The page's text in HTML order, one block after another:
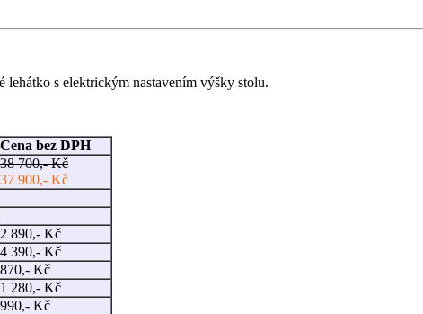
s elektrickým nastavením výšky stolu.
Cena bez DPH
38 700,- Kč
37 900,- Kč
2 890,- Kč
4 390,- Kč
870,- Kč
1 280,- Kč
990,- Kč